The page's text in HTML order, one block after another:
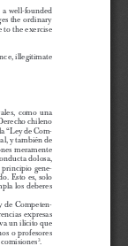
well-founded
the ordinary
to the exercise
illegitimate
como una
chileno
“Ley de Com-
y también de
meramente
dolosa,
principio gene-
Esto es, solo
los deberes
de Competen-
expresas
un ilícito que
o profesores
3.